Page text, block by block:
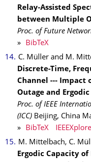
Relay-Assisted
between Multiple
Proc. of Future
»
BibTeX
C. Müller and M.
Discrete-Time,
Channel --- Impact
Outage and
Proc. of IEEE
(ICC) Beijing, China
»
BibTeX IEEEXplore
M. Mittelbach, C.
Ergodic Capacity